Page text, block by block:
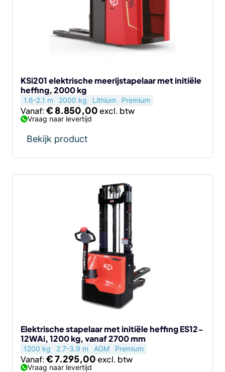
KSi201 elektrische meerijstapelaar met initiële
heffing, 2000 kg
1.6-2.1 m 2000 kg Lithium Premium
Vanaf:€8.850,00
Vraag naar levertijd
Bekijk product
de
productpagina
Elektrische stapelaar met initiële heffing ES12-
12WAi, 1200 kg, vanaf 2700 mm
1200 kg 2.7-3.9 m AGM Premium
Vanaf:€7.295,00
Vraag naar levertijd
de
productpagina